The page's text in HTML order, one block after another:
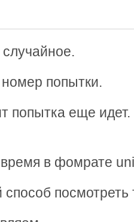
попытки.
попытка еще
в фомрате